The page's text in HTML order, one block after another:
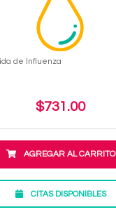
de Influenza
$731.00
AGREGAR AL CARRITO
CITAS DISPONIBLES